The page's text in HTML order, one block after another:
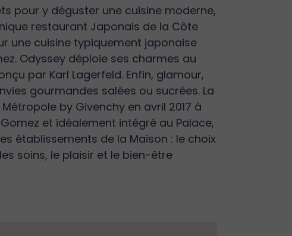
pour y déguster une cuisine moderne,
restaurant Japonais de la Côte
une cuisine typiquement japonaise
Odyssey déploie ses charmes au
par Karl Lagerfeld. Enfin, glamour,
gourmandes salées ou sucrées. La
by Givenchy en avril 2017 à
et idéalement intégré au Palace,
établissements de la Maison : le choix
soins, le plaisir et le bien-être